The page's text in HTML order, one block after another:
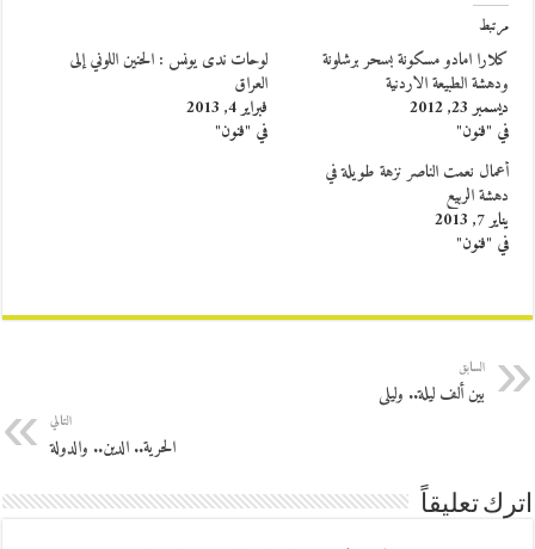
مرتبط
كلارا امادو مسكونة بسحر برشلونة
ودهشة الطبيعة الاردنية
ديسمبر 23, 2012
في "فنون"
لوحات ندى يونس : الحنين اللوني إلى
العراق
فبراير 4, 2013
في "فنون"
أعمال نعمت الناصر نزهة طويلة في
دهشة الربيع
يناير 7, 2013
في "فنون"
السابق
بين ألف ليلة.. وليلى
التالي
الحرية.. الدين.. والدولة
اترك تعليقاً